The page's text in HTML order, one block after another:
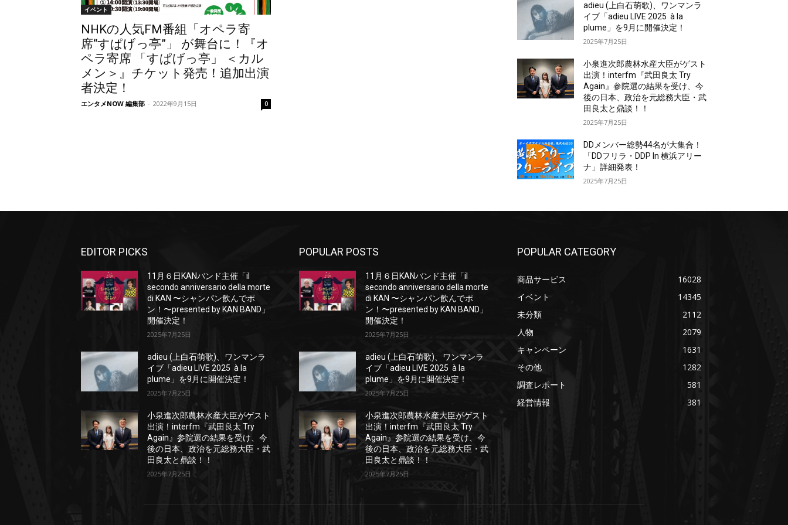
イベント
NHKの人気FM番組「オペラ寄
席“すぱげっ亭”」 が舞台に！『オ
ペラ寄席 「すぱげっ亭」 ＜カル
メン＞』チケット発売！追加出演
者決定！
エンタメNOW 編集部 - 2022年9月15日 0
adieu (上白石萌歌)、ワンマンラ
イブ「adieu LIVE 2025 à la
plume」を9月に開催決定！
2025年7月25日
小泉進次郎農林水産大臣がゲスト
出演！interfm『武田良太 Try
Again』参院選の結果を受け、今
後の日本、政治を元総務大臣・武
田良太と鼎談！！
2025年7月25日
DDメンバー総勢44名が大集合！
「DDフリラ・DDP In 横浜アリー
ナ」詳細発表！
2025年7月25日
EDITOR PICKS
11月６日KANバンド主催「il
secondo anniversario della morte
di KAN 〜シャンパン飲んでポ
ン！〜presented by KAN BAND」
開催決定！
2025年7月25日
adieu (上白石萌歌)、ワンマンラ
イブ「adieu LIVE 2025 à la
plume」を9月に開催決定！
2025年7月25日
小泉進次郎農林水産大臣がゲスト
出演！interfm『武田良太 Try
Again』参院選の結果を受け、今
後の日本、政治を元総務大臣・武
田良太と鼎談！！
2025年7月25日
POPULAR POSTS
11月６日KANバンド主催「il
secondo anniversario della morte
di KAN 〜シャンパン飲んでポ
ン！〜presented by KAN BAND」
開催決定！
2025年7月25日
adieu (上白石萌歌)、ワンマンラ
イブ「adieu LIVE 2025 à la
plume」を9月に開催決定！
2025年7月25日
小泉進次郎農林水産大臣がゲスト
出演！interfm『武田良太 Try
Again』参院選の結果を受け、今
後の日本、政治を元総務大臣・武
田良太と鼎談！！
2025年7月25日
POPULAR CATEGORY
商品サービス
16028
イベント
14345
未分類
2112
人物
2079
キャンペーン
1631
その他
1282
調査レポート
581
経営情報
381